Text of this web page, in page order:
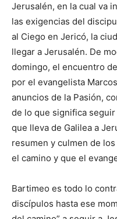
Jerusalén, en la cual va
las exigencias del
al Ciego en Jericó, la
llegar a Jerusalén. De
domingo, el encuentro
por el evangelista
anuncios de la Pasión,
de lo que significa
que lleva de Galilea a
resumen y culmen de
el camino y que el
Bartimeo es todo lo
discípulos hasta ese